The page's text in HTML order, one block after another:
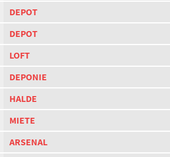
DEPOT
DEPOT
LOFT
DEPONIE
HALDE
MIETE
ARSENAL